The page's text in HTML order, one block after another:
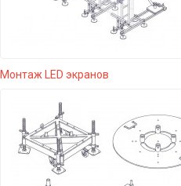
Монтаж LED экранов